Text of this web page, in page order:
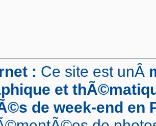
: Ce site est unÂ
et
de week-end en